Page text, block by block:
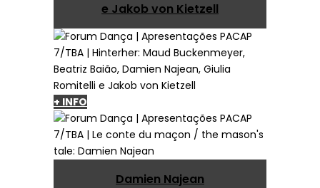
e Jakob von Kietzell
+ INFO
Damien Najean